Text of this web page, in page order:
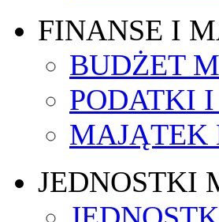
FINANSE I
BUDŻET
PODATKI
MAJĄTEK
JEDNOSTKI